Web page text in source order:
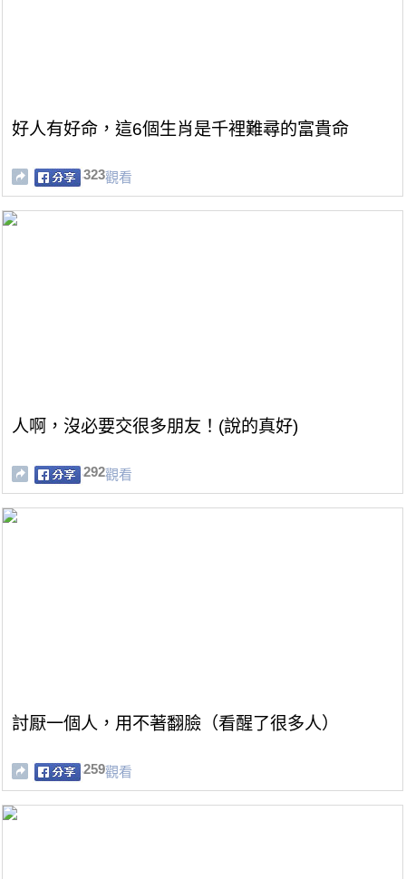
好人有好命，這6個生肖是千裡難尋的富貴命
323觀看
人啊，沒必要交很多朋友！(說的真好)
292觀看
討厭一個人，用不著翻臉（看醒了很多人）
259觀看